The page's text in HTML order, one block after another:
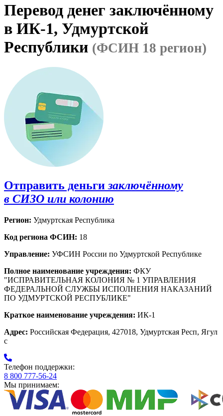
Перевод денег заключённому
в ИК-1, Удмуртской
Республики (ФСИН 18 регион)
Отправить деньги заключённому
в СИЗО или колонию
Регион: Удмуртская Республика
Код региона ФСИН: 18
Управление: УФСИН России по Удмуртской Республике
Полное наименование учреждения: ФКУ
"ИСПРАВИТЕЛЬНАЯ КОЛОНИЯ № 1 УПРАВЛЕНИЯ
ФЕДЕРАЛЬНОЙ СЛУЖБЫ ИСПОЛНЕНИЯ НАКАЗАНИЙ
ПО УДМУРТСКОЙ РЕСПУБЛИКЕ"
Краткое наименование учреждения: ИК-1
Адрес: Российская Федерация, 427018, Удмуртская Респ, Ягул
с
Телефон поддержки:
8 800 777-56-24
Мы принимаем: